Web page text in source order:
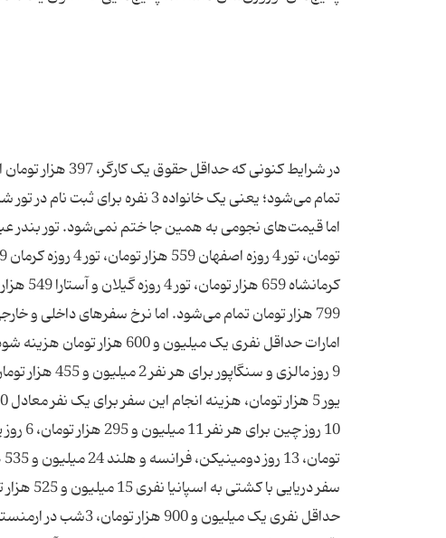
799 هزار تومان تمام می‌شود. اما نرخ سفرهای داخلی و